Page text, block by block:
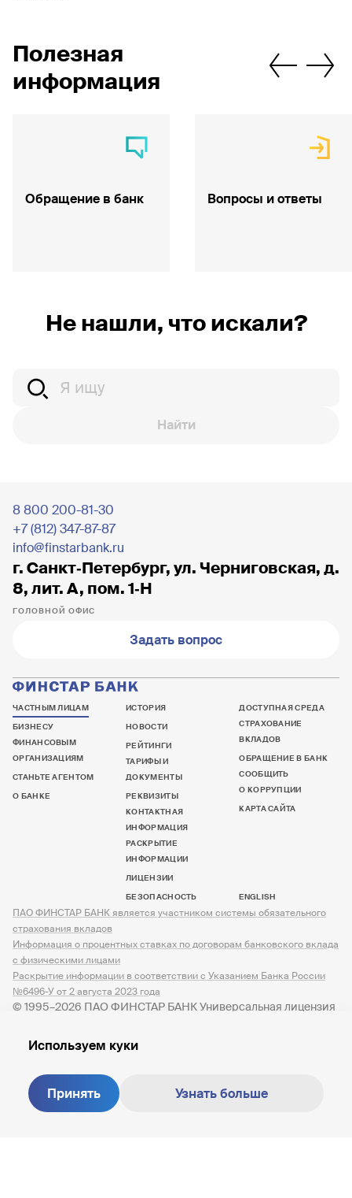
Полезная
информация
Обращение в банк Вопросы и ответы
Не нашли, что искали?
Найти
8 800 200-81-30
+7 (812) 347-87-87
info@finstarbank.ru
г. Санкт‐Петербург, ул. Черниговская, д.
8, лит. А, пом. 1‐Н
ГОЛОВНОЙ ОФИС
Задать вопрос
ЧАСТНЫМ ЛИЦАМ
БИЗНЕСУ
ФИНАНСОВЫМ
ОРГАНИЗАЦИЯМ
СТАНЬТЕ АГЕНТОМ
О БАНКЕ
ИСТОРИЯ
НОВОСТИ
РЕЙТИНГИ
ТАРИФЫ И
ДОКУМЕНТЫ
РЕКВИЗИТЫ
КОНТАКТНАЯ
ИНФОРМАЦИЯ
РАСКРЫТИЕ
ИНФОРМАЦИИ
ЛИЦЕНЗИИ
БЕЗОПАСНОСТЬ
ДОСТУПНАЯ СРЕДА
СТРАХОВАНИЕ
ВКЛАДОВ
ОБРАЩЕНИЕ В БАНК
СООБЩИТЬ
О КОРРУПЦИИ
КАРТА САЙТА
ENGLISH
© 1995–2026 ПАО ФИНСТАР БАНК Универсальная лицензия
ПАО ФИНСТАР БАНК является участником системы обязательного
страхования вкладов
Информация о процентных ставках по договорам банковского вклада
с физическими лицами
Раскрытие информации в соответствии с Указанием Банка России
№6496-У от 2 августа 2023 года
Создание сайта — M18
Используем куки
Принять Узнать больше